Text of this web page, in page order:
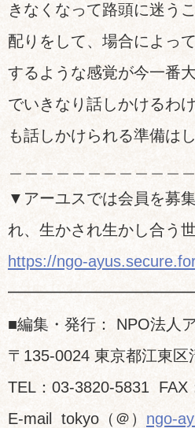
きなくなって路頭に迷う
配りをして、場合によっ
するような感覚が今一番
でいきなり話しかけるわ
も話しかけられる準備は
▼アーユスでは会員を募
れ、生かされ生かし合う
https://ngo-
■編集・発行： NPO法人
〒135-0024 東京都江東区
TEL：03-3820-5831 FAX
E-mail tokyo（＠） ngo-